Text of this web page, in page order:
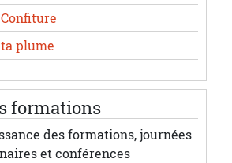
plume
formations
des formations, journées
et conférences